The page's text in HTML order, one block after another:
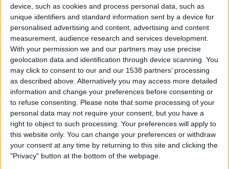
device, such as cookies and process personal data, such as
unique identifiers and standard information sent by a device for
personalised advertising and content, advertising and content
measurement, audience research and services development.
With your permission we and our partners may use precise
geolocation data and identification through device scanning. You
may click to consent to our and our 1538 partners’ processing
as described above. Alternatively you may access more detailed
information and change your preferences before consenting or
to refuse consenting.
Please note that some processing of your
personal data may not require your consent, but you have a
right to object to such processing. Your preferences will apply to
this website only. You can change your preferences or withdraw
your consent at any time by returning to this site and clicking the
"Privacy" button at the bottom of the webpage.
John Irving explica sovint que, quan s’enfronta a
una nova novel·la, sap més sobre el final de la
història que sobre el començament. En aquest cas,
Irving volia situar Esther a Israel el 1981 amb uns
75 anys. Per què? Perquè ell va ser a Israel aquell
any. «En el moment que acaba la novel·la, el 1981,
vaig ser a Israel i tenia tota la simpatia per aquells
primers sionistes que havien tingut la necessitat
de fundar l’Estat d’Israel». Però Irving viatjava amb
editors jueus i coneixia escriptors jueus que ja
criticaven l’expansionisme d’aquell estat
embrionari: «Jo anava en companyia de jueus no